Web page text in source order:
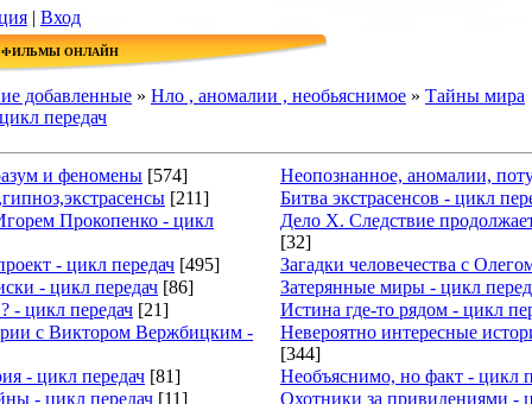
| Вход
ФИЛЬМЫ ОНЛАЙН
добавленные » Нло , аномалии , необьяснимое » Тайны мира
передач
и феномены [574]
Неопознанное, аномалии,
[211]
Битва экстрасенсов - цикл
Прокопенко - цикл
Дело Х. Следствие
[32]
- цикл передач [495]
Загадки человечества с
- цикл передач [86]
Затерянные миры - цикл
- цикл передач [21]
Истина где-то рядом - цикл
с Виктором Вержбицким -
Невероятно интересные
[344]
- цикл передач [81]
Необъяснимо, но факт - цикл
- цикл передач [11]
Охотники за привидениями -